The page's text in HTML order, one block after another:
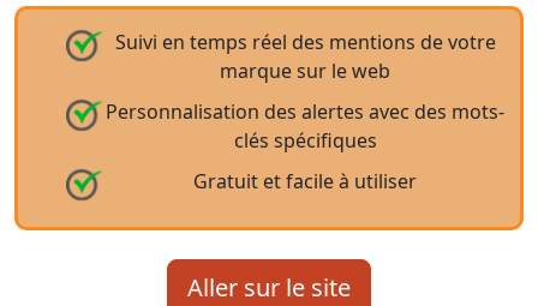
Suivi en temps réel des mentions de votre
marque sur le web
Personnalisation des alertes avec des mots-
clés spécifiques
Gratuit et facile à utiliser
Aller sur le site